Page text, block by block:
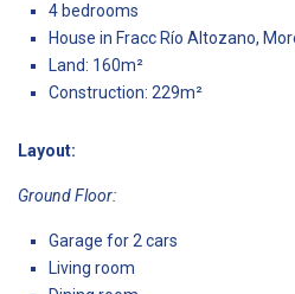
4 bedrooms
House in Fracc Río Altozano,
Land: 160m²
Construction: 229m²
Layout:
Ground Floor:
Garage for 2 cars
Living room